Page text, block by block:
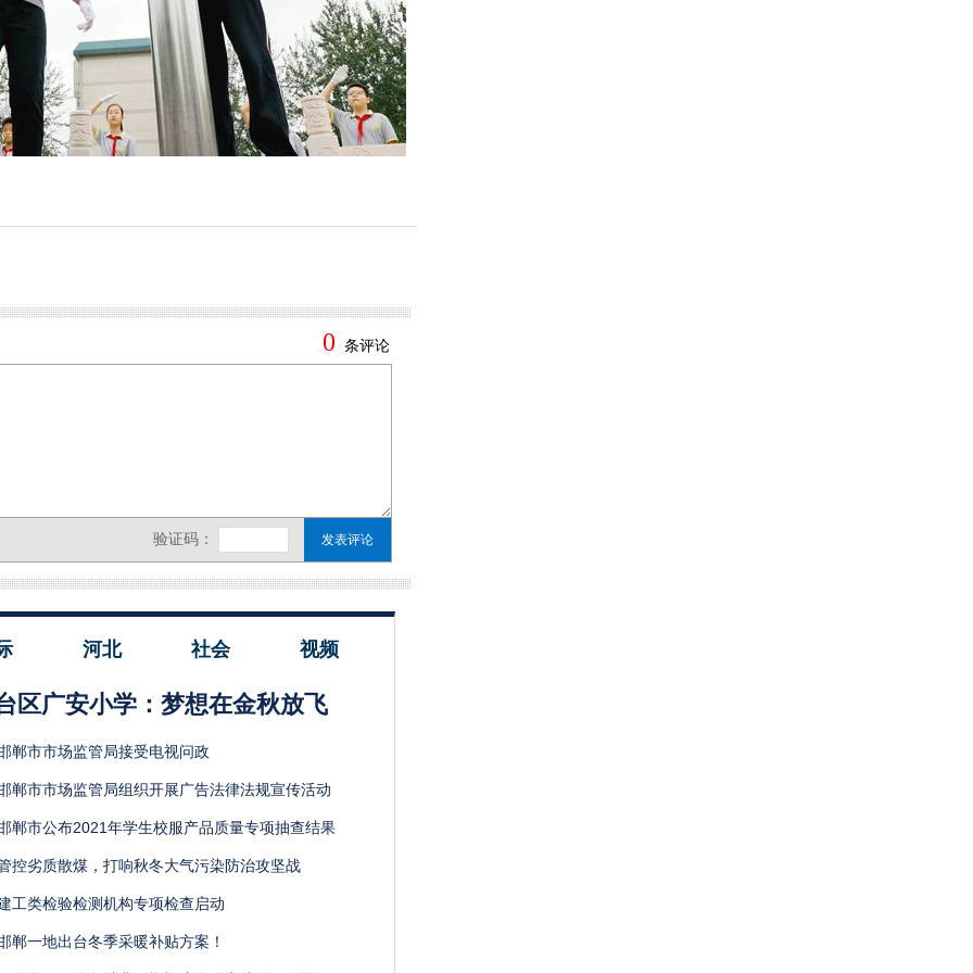
河北 社会 视频
区广安小学：梦想在金秋放飞
郸市市场监管局接受电视问政
郸市市场监管局组织开展广告法律法规宣传活动
郸市公布2021年学生校服产品质量专项抽查结果
控劣质散煤，打响秋冬大气污染防治攻坚战
工类检验检测机构专项检查启动
郸一地出台冬季采暖补贴方案！